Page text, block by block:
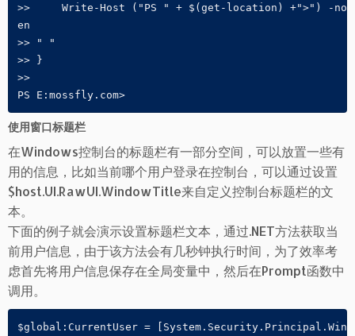
>>     Write-Host ("PS " + $(get-location) +">") -
en
>> " "
>> }
>>
PS E:mossfly.com>
使用窗口标题栏
在Windows控制台的标题栏有一部分空间，可以放置一些有
用的信息，比如当前哪个用户登录在控制台，可以通过设置
$host.UI.RawUI.WindowTitle来自定义控制台标题栏的文
本。
下面的例子就会演示设置标题栏文本，通过.NET方法获取当
前用户信息，由于该方法会有几秒钟执行时间，为了效率考
虑首先将用户信息保存在全局变量中，然后在Prompt函数中
调用。
$global:CurrentUser =